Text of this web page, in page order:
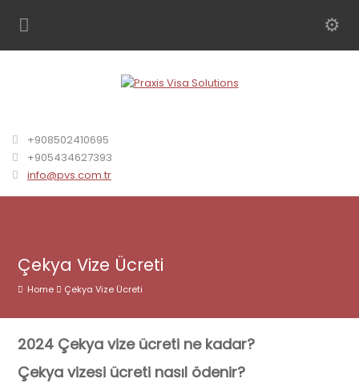
+908502410695
+905434627393
info@pvs.com.tr
Çekya Vize Ücreti
Home Çekya Vize Ücreti
2024 Çekya vize ücreti ne kadar?
Çekya vizesi ücreti nasıl ödenir?